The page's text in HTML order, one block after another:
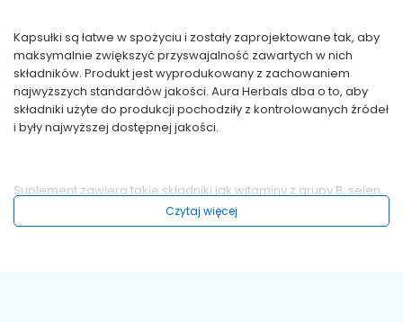
Kapsułki są łatwe w spożyciu i zostały zaprojektowane tak, aby
maksymalnie zwiększyć przyswajalność zawartych w nich
składników. Produkt jest wyprodukowany z zachowaniem
najwyższych standardów jakości. Aura Herbals dba o to, aby
składniki użyte do produkcji pochodziły z kontrolowanych źródeł
i były najwyższej dostępnej jakości.
Suplement zawiera takie składniki jak witaminy z grupy B, selen,
jod, cynk oraz chrom. Został on także wzbogacony o ekstrakt z
miłorzębu japońskiego, ekstrakt z gorzkiej pomarańczy oraz
Czytaj więcej